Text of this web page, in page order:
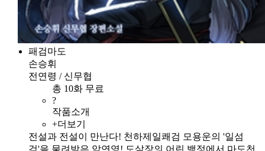
패검마도
손승휘
전연령 / 신무협
총 10화 무료
?
작품소개
+더보기
전설과 전설이 만난다! 천하제일쾌검 모용운의 '일섬